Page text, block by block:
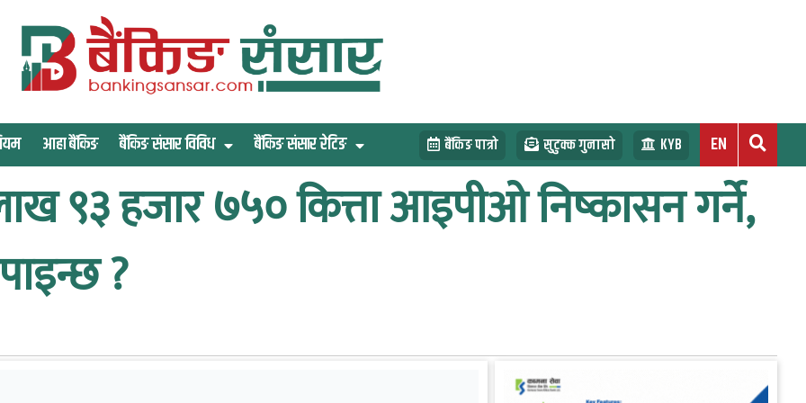
आहा बैंकिङ बैंकिङ संसार विविध बैंकिङ संसार रेटिङ बैंकिङ पात्रो सुटुक्क गुनासो KYB EN
९३ हजार ७५० कित्ता आइपीओ निष्कासन गर्ने,
?